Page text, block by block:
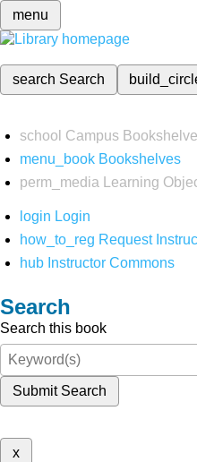
menu
search Search
school Campus
menu_book Bookshelves
perm_media
Learning
login Login
how_to_reg Request
hub Instructor Commons
Search
Search this book
Submit Search
x